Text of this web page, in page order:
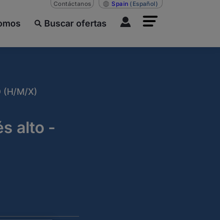
Buscar ofertas
Contáctanos Spain (Español)
(H/M/X)
alto -